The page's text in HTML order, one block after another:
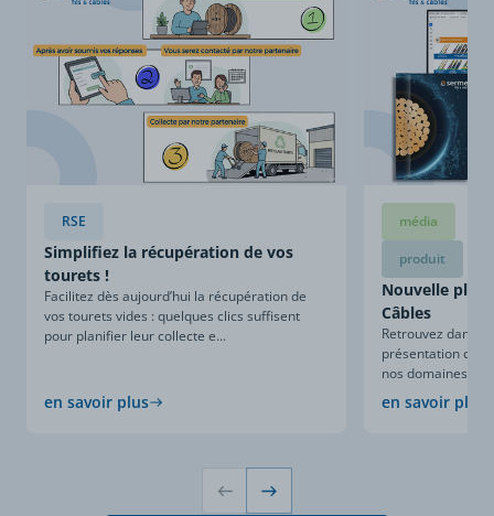
RSE
Simplifiez la récupération de vos
tourets !
Facilitez dès aujourd’hui la récupération de
vos tourets vides : quelques clics suffisent
pour planifier leur collecte e...
en savoir plus
média
produit
Nouvelle
Câbles
Retrouvez dans
présentation
nos domaines
en savoir plus